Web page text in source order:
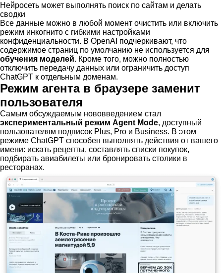
Нейросеть может выполнять поиск по сайтам и делать
сводки
Все данные можно в любой момент очистить или включить
режим инкогнито с гибкими настройками
конфиденциальности. В OpenAI подчеркивают, что
содержимое страниц по умолчанию не используется для
обучения моделей. Кроме того, можно полностью
отключить передачу данных или ограничить доступ
ChatGPT к отдельным доменам.
Режим агента в браузере заменит
пользователя
Самым обсуждаемым нововведением стал
экспериментальный режим Agent Mode, доступный
пользователям подписок Plus, Pro и Business. В этом
режиме ChatGPT способен выполнять действия от вашего
имени: искать рецепты, составлять списки покупок,
подбирать авиабилеты или бронировать столики в
ресторанах.